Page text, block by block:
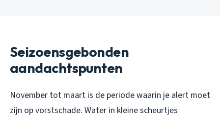
Seizoensgebonden
aandachtspunten
November tot maart is de periode waarin je alert moet
zijn op vorstschade. Water in kleine scheurtjes